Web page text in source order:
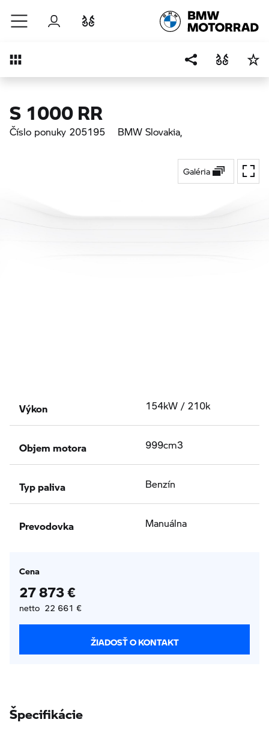
Prejsť na hlavný obsah
Prihlásenie
Prehľad
S 1000 RR
Číslo ponuky 205195 BMW Slovakia,
Galéria
Na
Výkon 154kW / 210k
Objem motora 999cm3
Typ paliva Benzín
Prevodovka Manuálna
Cena
27 873 €
netto 22 661 €
ŽIADOSŤ O KONTAKT
Špecifikácie